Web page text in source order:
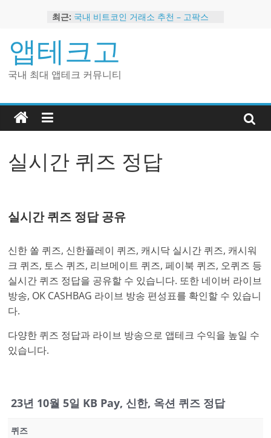
content
최근: 국내 비트코인 거래소 추천 – 고팍스
트
2024 강력히 추천하는 은행 멤버십 현
금 앱테크
해외 코인 거래소 추천 순위 BEST 2
앱테크고
국내 최대 앱테크 커뮤니티
실시간 퀴즈 정답
실시간 퀴즈 정답 공유
신한 쏠 퀴즈, 신한플레이 퀴즈, 캐시닥 실시간 퀴즈, 캐시워
크 퀴즈, 토스 퀴즈, 리브메이트 퀴즈, 페이북 퀴즈, 오퀴즈 등
실시간 퀴즈 정답을 공유할 수 있습니다. 또한 네이버 라이브
방송, OK CASHBAG 라이브 방송 편성표를 확인할 수 있습니
다.
다양한 퀴즈 정답과 라이브 방송으로 앱테크 수익을 높일 수
있습니다.
23년 10월 5일 KB Pay, 신한, 옥션 퀴즈 정답
퀴즈